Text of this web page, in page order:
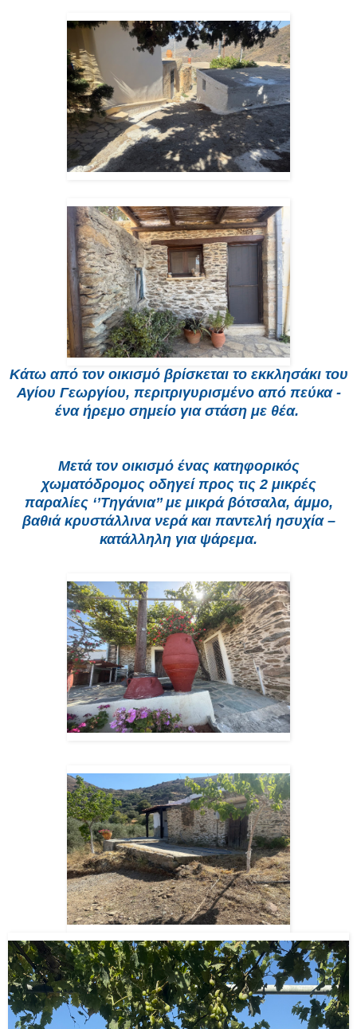
Κάτω από τον οικισμό βρίσκεται το εκκλησάκι του
Αγίου Γεωργίου, περιτριγυρισμένο από πεύκα -
ένα ήρεμο σημείο για στάση με θέα.
Μετά τον οικισμό ένας κατηφορικός
χωματόδρομος οδηγεί προς τις 2 μικρές
παραλίες ‘’Τηγάνια’’ με μικρά βότσαλα, άμμο,
βαθιά κρυστάλλινα νερά και παντελή ησυχία –
κατάλληλη για ψάρεμα.